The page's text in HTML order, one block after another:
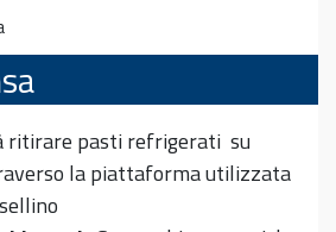
ritirare pasti refrigerati su
la piattaforma utilizzata